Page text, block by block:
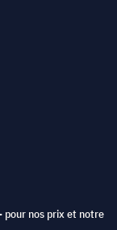
pour nos prix et notre